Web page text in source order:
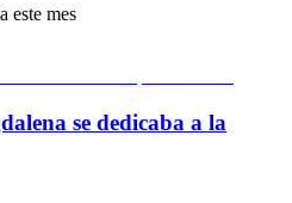
este mes
se dedicaba a la